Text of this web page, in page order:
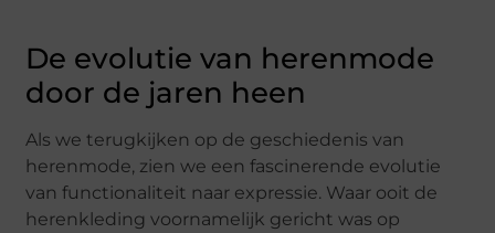
De evolutie van herenmode
door de jaren heen
Als we terugkijken op de geschiedenis van
herenmode, zien we een fascinerende evolutie
van functionaliteit naar expressie. Waar ooit de
herenkleding voornamelijk gericht was op